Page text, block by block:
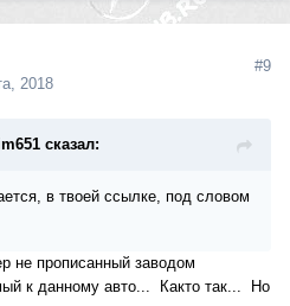
2018
#9
сказал:
в твоей ссылке, под словом
не прописанный заводом
к данному авто... Както так... Но